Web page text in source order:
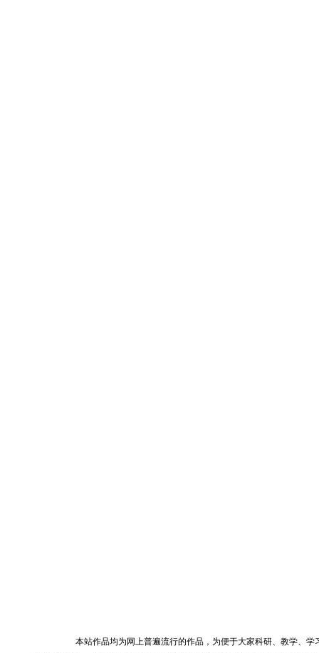
本站作品均为网上普遍流行的作品，为便于大家科研、教学、